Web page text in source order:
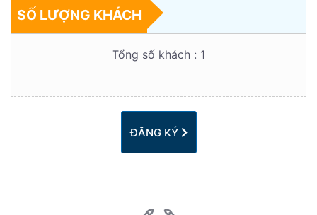
SỐ LƯỢNG KHÁCH
Tổng số khách : 1
ĐĂNG KÝ